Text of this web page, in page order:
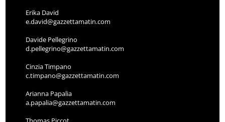
Erika David
e.david@gazzettamatin.com
Davide Pellegrino
d.pellegrino@gazzettamatin.com
Cinzia Timpano
c.timpano@gazzettamatin.com
Arianna Papalia
a.papalia@gazzettamatin.com